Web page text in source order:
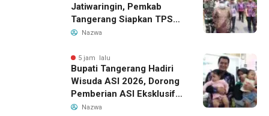
Jatiwaringin, Pemkab
Tangerang Siapkan TPS3R
Baru di Tigaraksa
Nazwa
5 jam lalu
Bupati Tangerang Hadiri
Wisuda ASI 2026, Dorong
Pemberian ASI Eksklusif
untuk Wujudkan Generasi
Nazwa